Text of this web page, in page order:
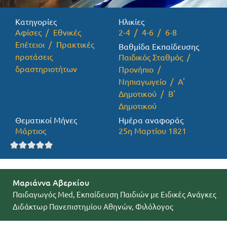
Προσφορές
Κατηγορίες
Αφίσες
Εθνικές
Επέτειοι
Πρακτικές
προτάσεις
δραστηριοτήτων
Ηλικίες
2-4
4-6
6-8
Βαθμίδα Εκπαίδευσης
Παιδικός Σταθμός
Προνήπιο
Νηπιαγωγείο
Α'
Δημοτικού
Β'
Δημοτικού
Θεματικοί Μήνες
Μάρτιος
Ημέρα αναφοράς
25η Μαρτίου 1821
Μαριάννα Αβερκίου
Παιδαγωγός Med, Εκπαίδευση Παιδιών με Ειδικές Ανάγκες
Διδάκτωρ Πανεπιστημίου Αθηνών, Φιλόλογος